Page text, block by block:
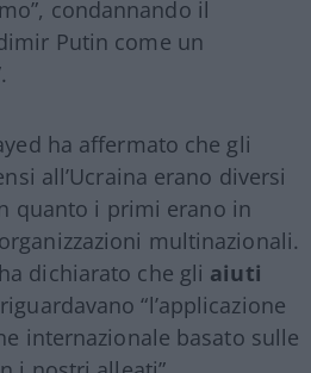
condannando il
Putin come un
ha affermato che gli
all’Ucraina erano diversi
quanto i primi erano in
multinazionali.
dichiarato che gli aiuti
riguardavano “l’applicazione
internazionale basato sulle